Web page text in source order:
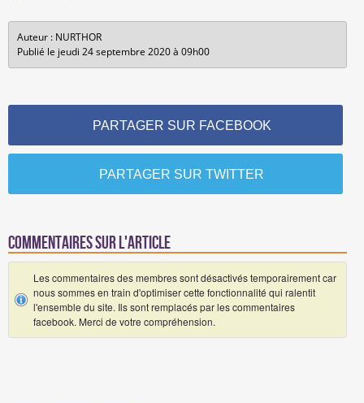
Auteur : NURTHOR
Publié le jeudi 24 septembre 2020 à 09h00
PARTAGER SUR FACEBOOK
PARTAGER SUR TWITTER
Commentaires sur l'article
Les commentaires des membres sont désactivés temporairement car
nous sommes en train d'optimiser cette fonctionnalité qui ralentit
l'ensemble du site. Ils sont remplacés par les commentaires
facebook. Merci de votre compréhension.